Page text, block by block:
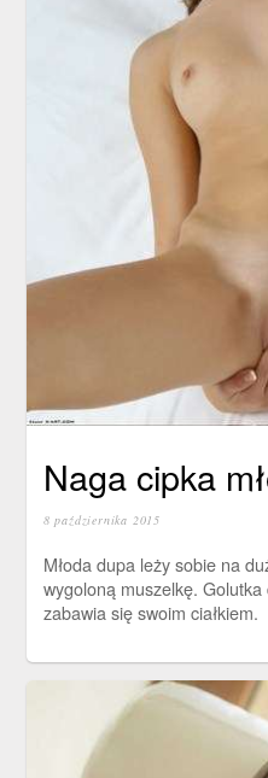
Naga cipka
8 października 2015
Młoda dupa leży sobie na
wygoloną muszelkę.
zabawia się swoim ciałkiem.